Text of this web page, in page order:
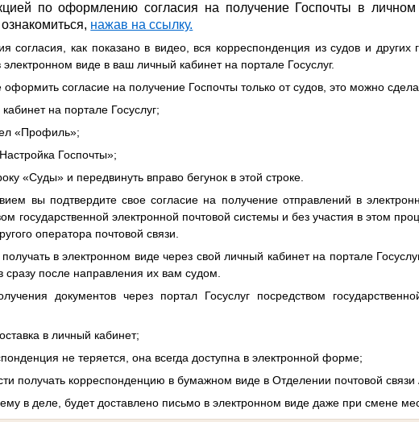
по оформлению согласия на получение Госпочты в личном
нажав на ссылку.
согласия, как показано в видео, вся корреспонденция из судов и других
электронном виде в ваш личный кабинет на портале Госуслуг.
оформить согласие на получение Госпочты только от судов, это можно
на портале Госуслуг;
«Профиль»;
Госпочты»;
«Суды» и передвинуть вправо бегунок в этой строке.
вы подтвердите свое согласие на получение отправлений в
государственной электронной почтовой системы и без участия в этом
оператора почтовой связи.
в электронном виде через свой личный кабинет на портале
сразу после направления их вам судом.
документов через портал Госуслуг посредством
в личный кабинет;
не теряется, она всегда доступна в электронной форме;
получать корреспонденцию в бумажном виде в Отделении почтовой
в деле, будет доставлено письмо в электронном виде даже при смене